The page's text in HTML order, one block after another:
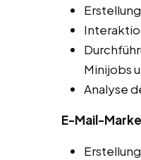
Minijobs
Analyse
E-Mail-